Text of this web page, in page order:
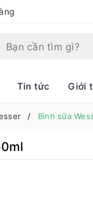
Tin tức Giới
Bình sữa